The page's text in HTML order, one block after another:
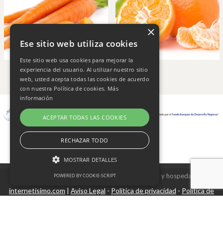
Copyright © 2026 Frutas Champi s.l. - Diseño y hospedaje
internetísimo.com | Aviso Legal - Política de privacidad - Política de
×
Ese sitio web utiliza cookies
Este sitio web usa cookies para mejorar la
experiencia del usuario. Al utilizar nuestro sitio
web, usted acepta todas las cookies de acuerdo
con nuestra Política de cookies. Más
información
ACEPTAR TODAS LAS COOKIES
RECHAZAR TODO
MOSTRAR DETALLES
POWERED BY COOKIE-SCRIPT